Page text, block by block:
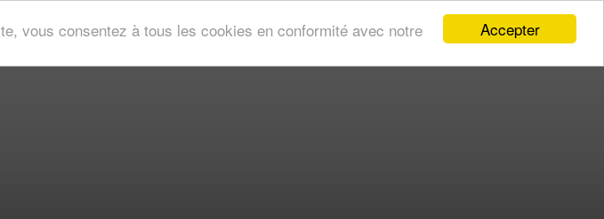
Accepter
vous consentez à tous les cookies en conformité avec notre